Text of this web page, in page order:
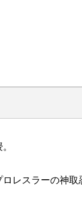
レスラーの神取